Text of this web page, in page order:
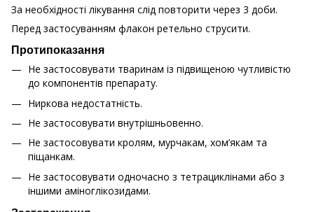
За необхідності лікування слід повторити через 3 доби.
Перед застосуванням флакон ретельно струсити.
Протипоказання
Не застосовувати тваринам із підвищеною чутливістю
до компонентів препарату.
Ниркова недостатність.
Не застосовувати внутрішньовенно.
Не застосовувати кролям, мурчакам, хом’якам та
піщанкам.
Не застосовувати одночасно з тетрациклінами або з
іншими аміноглікозидами.